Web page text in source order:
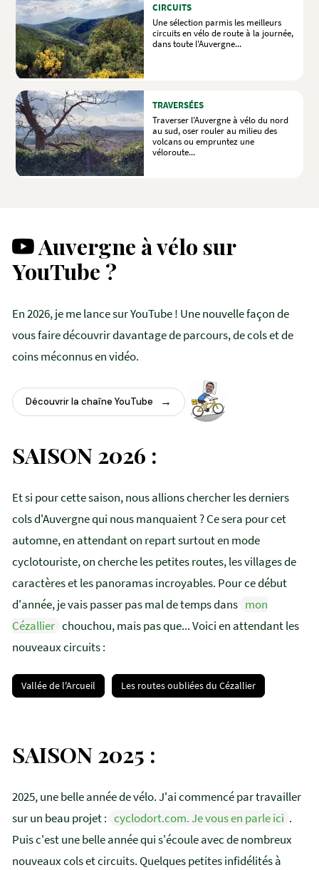
CIRCUITS
Une sélection parmis les meilleurs
circuits en vélo de route à la journée,
dans toute l'Auvergne...
TRAVERSÉES
Traverser l'Auvergne à vélo du nord
au sud, oser rouler au milieu des
volcans ou empruntez une
véloroute...
Auvergne à vélo sur
YouTube ?
En 2026, je me lance sur YouTube ! Une nouvelle façon de
vous faire découvrir davantage de parcours, de cols et de
coins méconnus en vidéo.
Découvrir la chaîne YouTube
SAISON 2026 :
Et si pour cette saison, nous allions chercher les derniers
cols d'Auvergne qui nous manquaient ? Ce sera pour cet
automne, en attendant on repart surtout en mode
cyclotouriste, on cherche les petites routes, les villages de
caractères et les panoramas incroyables. Pour ce début
d'année, je vais passer pas mal de temps dans mon
Cézallier chouchou, mais pas que... Voici en attendant les
nouveaux circuits :
Vallée de l'Arcueil Les routes oubliées du Cézallier
SAISON 2025 :
2025, une belle année de vélo. J'ai commencé par travailler
sur un beau projet : cyclodort.com. Je vous en parle ici .
Puis c'est une belle année qui s'écoule avec de nombreux
nouveaux cols et circuits. Quelques petites infidélités à